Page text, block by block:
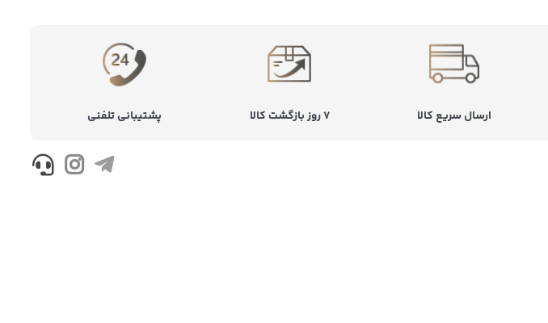
ارسال سریع کالا ۷ روز بازگشت کالا پشتیبانی تلفنی